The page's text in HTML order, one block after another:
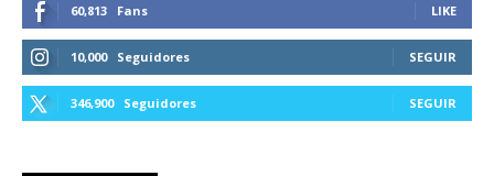
60,813 Fans LIKE
10,000 Seguidores SEGUIR
346,900 Seguidores SEGUIR